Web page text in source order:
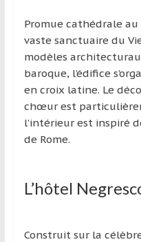
Promue cathédrale
vaste sanctuaire du
modèles
baroque, l’édifice
en croix latine. Le
chœur est
l’intérieur est inspiré
de Rome.
L’hôtel
Construit sur la